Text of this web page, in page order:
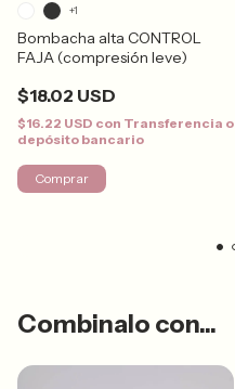
Bombacha alta CONTROL
FAJA (compresión leve)
$18.02 USD
$16.22 USD con Transferencia o
depósito bancario
+1
Comprar
Combinalo con...